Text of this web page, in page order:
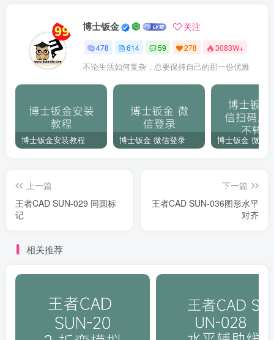
博士钣金 关注
478 614 59 278 3083W+
不论生活如何复杂，总要保持自己的那一份优雅
博士钣金安装教程 博士钣金 微信登录
上一篇
王者CAD SUN-029 同圆标
记
下一篇
王者CAD SUN-036图形水平
对齐
相关推荐